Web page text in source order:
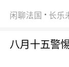
闲聊法国
八月十五警